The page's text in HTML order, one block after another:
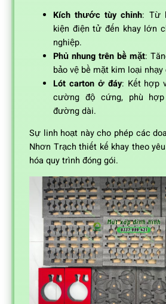
Kích thước tùy chỉnh: Từ
kiện điện tử đến khay lớn
nghiệp.
Phủ nhung trên bề mặt:
bảo vệ bề mặt kim loại nhạy
Lót carton ở đáy: Kết hợp
cường độ cứng, phù
đường dài.
Sự linh hoạt này cho phép các
Nhơn Trạch thiết kế khay theo
hóa quy trình đóng gói.